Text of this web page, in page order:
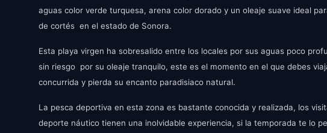
aguas color verde turquesa, arena color dorado y un oleaje suave ideal
de cortés en el estado de Sonora.
Esta playa virgen ha sobresalido entre los locales por sus aguas poco
sin riesgo por su oleaje tranquilo, este es el momento en el que debes
concurrida y pierda su encanto paradisiaco natural.
La pesca deportiva en esta zona es bastante conocida y realizada, los
deporte náutico tienen una inolvidable experiencia, si la temporada te lo